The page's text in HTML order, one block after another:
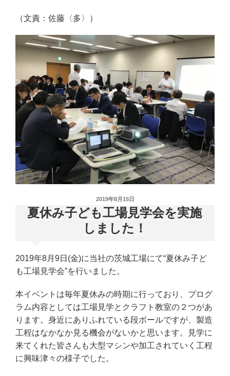
（文責：佐藤〈多〉）
投
稿
日:
2019年8月15日
夏休み子ども工場見学会を実施
しました！
2019年8月9日(金)に当社の茨城工場にて“夏休み子ど
も工場見学会”を行いました。
本イベントは毎年夏休みの時期に行っており、プログ
ラム内容としては工場見学とクラフト教室の２つがあ
ります。身近にありふれている段ボールですが、製造
工程はなかなか見る機会がないかと思います。見学に
来てくれた皆さんも大型マシンや加工されていく工程
に興味津々の様子でした。